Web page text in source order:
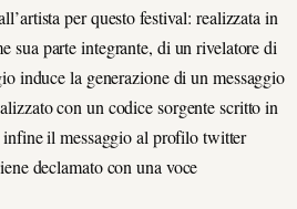
per questo festival: realizzata in
sua parte integrante, di un rivelatore di
induce la generazione di un messaggio
con un codice sorgente scritto in
il messaggio al profilo twitter
declamato con una voce